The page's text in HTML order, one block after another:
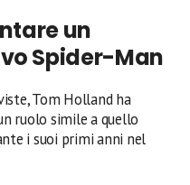
un
Spider-Man
Tom Holland ha
ruolo simile a quello
i suoi primi anni nel